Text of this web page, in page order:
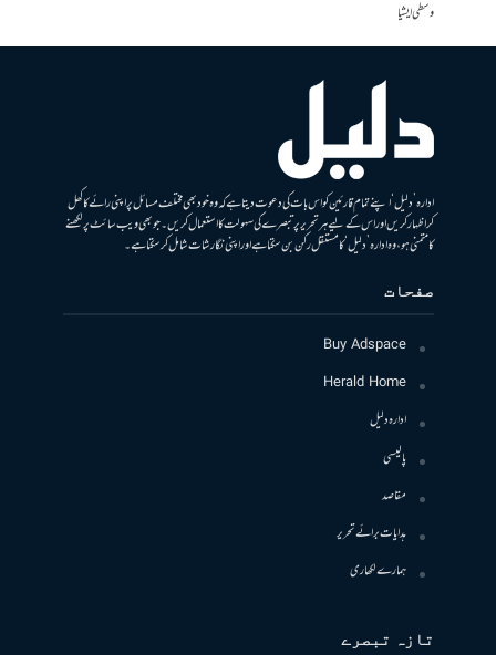
وسطی ایشیا
ادارہ ’دلیل‘ اپنے تمام قارئین کو اس بات کی دعوت دیتا ہے کہ وہ خود بھی مختلف مسائل پر اپنی رائے کا کھل
کر اظہار کریں اور اس کے لیے ہر تحریر پر تبصرے کی سہولت کا استعمال کریں۔ جو بھی ویب سائٹ پر لکھنے
کا متمنی ہو، وہ ادارہ ’دلیل‘ کا مستقل رکن بن سکتا ہے اور اپنی نگارشات شامل کرسکتا ہے۔
صفحات
Buy Adspace
Herald Home
ادارہ دلیل
پالیسی
مقاصد
ہدایات برائے تحریر
ہمارے لکھاری
تازہ تبصرے